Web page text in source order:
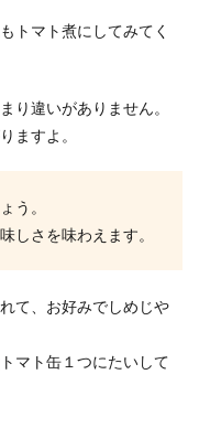
トマト煮にしてみてく
り違いがありません。
ますよ。
う。
しさを味わえます。
て、お好みでしめじや
トマト缶１つにたいして